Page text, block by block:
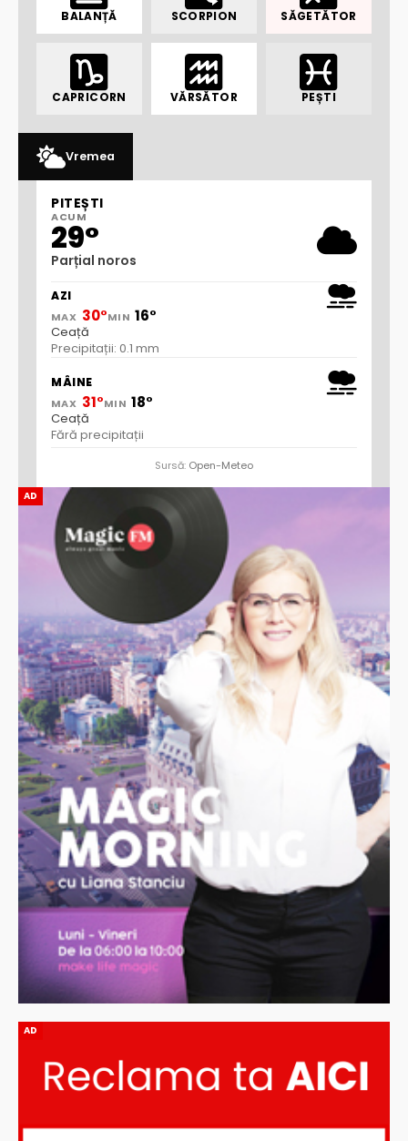
AD
AD
BALANȚĂ SCORPION SĂGETĂTOR
CAPRICORN VĂRSĂTOR PEȘTI
Vremea
PITEȘTI
ACUM
29°
Parțial noros
AZI
MAX 30°MIN 16°
Ceață
Precipitații: 0.1 mm
MÂINE
MAX 31°MIN 18°
Ceață
Fără precipitații
Sursă: Open-Meteo